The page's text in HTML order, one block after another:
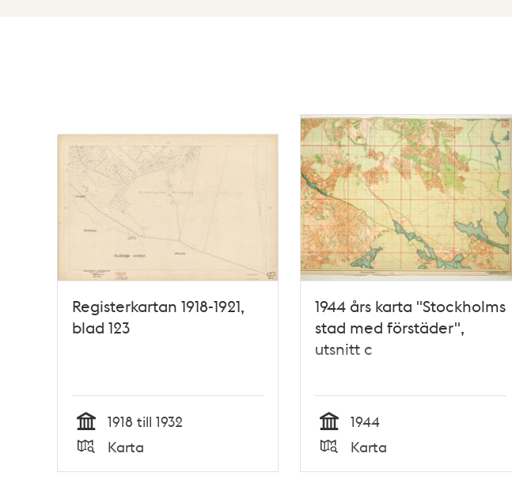
Registerkartan 1918-1921,
blad 123
Tid
1918 till 1932
Typ
Karta
1944 års karta "Stockholms
stad med förstäder",
utsnitt c
Tid
1944
Typ
Karta